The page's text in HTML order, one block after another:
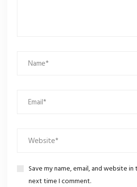
Save my name, email, and website
next time I comment.